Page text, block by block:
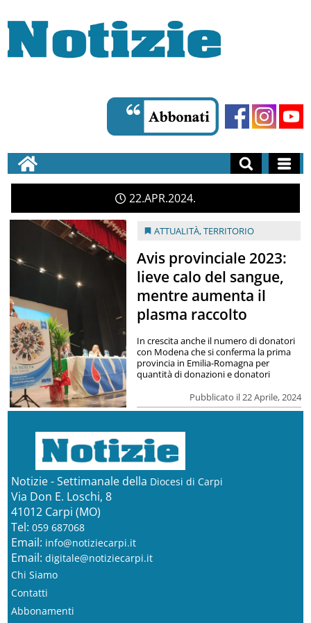
22APR2024
ATTUALITÀ,TERRITORIO
Avis provinciale 2023:
lieve calo del sangue,
mentre aumenta il
plasma raccolto
Pubblicato il 22 Aprile, 2024
In crescita anche il numero di donatori
con Modena che si conferma la prima
provincia in Emilia-Romagna per
quantità di donazioni e donatori
Notizie - Settimanale della Diocesi di Carpi
Via Don E. Loschi, 8
41012 Carpi (MO)
Tel: 059 687068
Email: info@notiziecarpi.it
Email: digitale@notiziecarpi.it
Chi Siamo
Contatti
Abbonamenti